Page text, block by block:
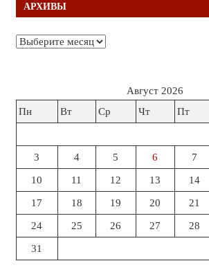
АРХИВЫ
Архивы
Август 2026
Пн
Вт Ср Чт Пт
3 4 5 6 7
10 11 12 13 14
17 18 19 20 21
24 25 26 27 28
31